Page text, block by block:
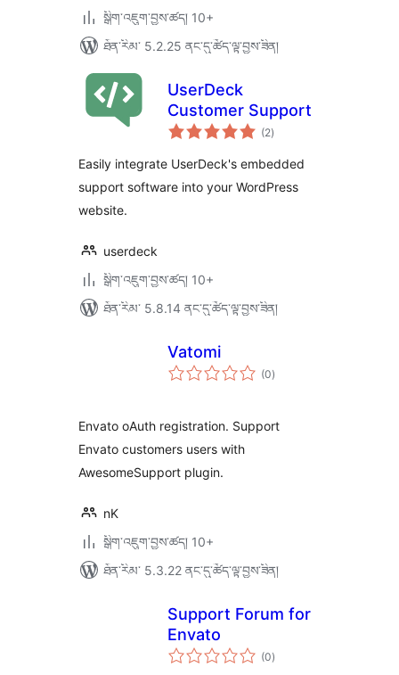
སྒྲིག་འཇུག་བྱས་ཚད། 10+
ཐོན་རིམ་ 5.2.25 ནང་དུ་ཚོད་ལྟ་བྱས་ཟིན།
UserDeck
Customer Support
(2གདེང་
འཇོག་
ཚང་།
)
Easily integrate UserDeck's embedded
support software into your WordPress
website.
userdeck
སྒྲིག་འཇུག་བྱས་ཚད། 10+
ཐོན་རིམ་ 5.8.14 ནང་དུ་ཚོད་ལྟ་བྱས་ཟིན།
Vatomi
(0གདེང་
འཇོག་
)
Envato oAuth registration. Support
Envato customers users with
AwesomeSupport plugin.
nK
སྒྲིག་འཇུག་བྱས་ཚད། 10+
ཐོན་རིམ་ 5.3.22 ནང་དུ་ཚོད་ལྟ་བྱས་ཟིན།
Support Forum for
Envato
(0གདེང་
འཇོག་
)